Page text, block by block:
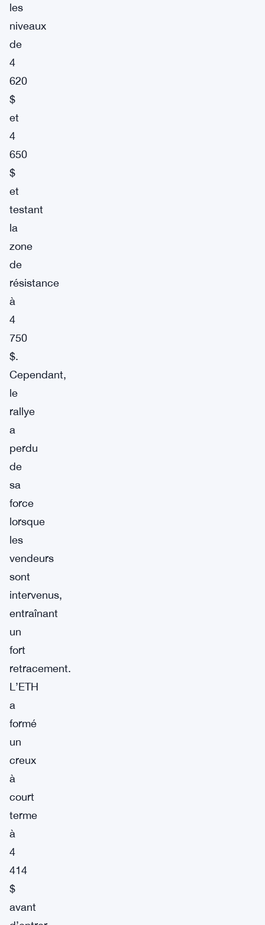
les
niveaux
de
4
620
$
et
4
650
$
et
testant
la
zone
de
résistance
à
4
750
$.
Cependant,
le
rallye
a
perdu
de
sa
force
lorsque
les
vendeurs
sont
intervenus,
entraînant
un
fort
retracement.
L’ETH
a
formé
un
creux
à
court
terme
à
4
414
$
avant